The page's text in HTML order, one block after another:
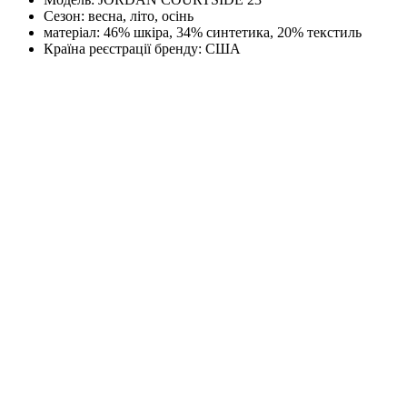
Сезон: весна, літо, осінь
матеріал: 46% шкіра, 34% синтетика, 20% текстиль
Країна реєстрації бренду: США